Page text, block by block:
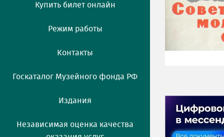
Купить билет онлайн
Режим работы
Контакты
Госкаталог Музейного фонда РФ
Издания
Независимая оценка качества